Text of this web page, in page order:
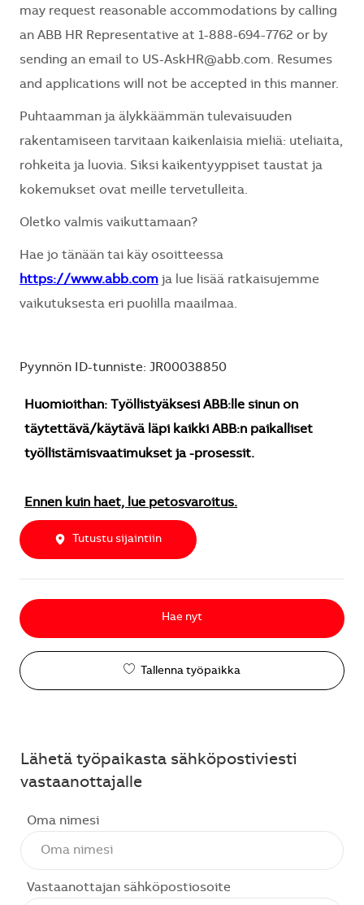
may request reasonable accommodations by calling
an ABB HR Representative at 1-888-694-7762 or by
sending an email to US-AskHR@abb.com. Resumes
and applications will not be accepted in this manner.
Puhtaamman ja älykkäämmän tulevaisuuden
rakentamiseen tarvitaan kaikenlaisia mieliä: uteliaita,
rohkeita ja luovia. Siksi kaikentyyppiset taustat ja
kokemukset ovat meille tervetulleita.
Oletko valmis vaikuttamaan?
Hae jo tänään tai käy osoitteessa
https://www.abb.com ja lue lisää ratkaisujemme
vaikutuksesta eri puolilla maailmaa.
Pyynnön ID-tunniste: JR00038850
Huomioithan: Työllistyäksesi ABB:lle sinun on
täytettävä/käytävä läpi kaikki ABB:n paikalliset
työllistämisvaatimukset ja -prosessit.
Ennen kuin haet, lue petosvaroitus.
Tutustu sijaintiin
Hae nyt
Tallenna työpaikka
Lähetä työpaikasta sähköpostiviesti
vastaanottajalle
Oma nimesi
Vastaanottajan sähköpostiosoite